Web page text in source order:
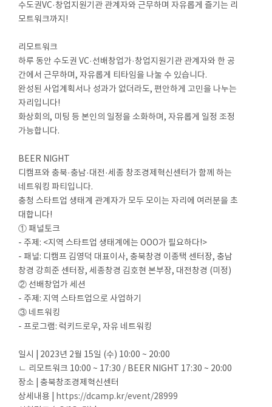
수도권VC·창업지원기관 관계자와 근무하며 자유롭게 즐기는 리
모트워크까지!
리모트워크
하루 동안 수도권 VC·선배창업가·창업지원기관 관계자와 한 공
간에서 근무하며, 자유롭게 티타임을 나눌 수 있습니다.
완성된 사업계획서나 성과가 없더라도, 편안하게 고민을 나누는
자리입니다!
화상회의, 미팅 등 본인의 일정을 소화하며, 자유롭게 일정 조정
가능합니다.
BEER NIGHT
디캠프와 충북·충남·대전·세종 창조경제혁신센터가 함께 하는
네트워킹 파티입니다.
충청 스타트업 생태계 관계자가 모두 모이는 자리에 여러분을 초
대합니다!
① 패널토크
- 주제: <지역 스타트업 생태계에는 OOO가 필요하다!>
- 패널: 디캠프 김영덕 대표이사, 충북창경 이종택 센터장, 충남
창경 강희준 센터장, 세종창경 김호현 본부장, 대전창경 (미정)
② 선배창업가 세션
- 주제: 지역 스타트업으로 사업하기
③ 네트워킹
- 프로그램: 럭키드로우, 자유 네트워킹
일시 | 2023년 2월 15일 (수) 10:00 ~ 20:00
ㄴ 리모트워크 10:00 ~ 17:30 / BEER NIGHT 17:30 ~ 20:00
장소 | 충북창조경제혁신센터
상세내용 | https://dcamp.kr/event/28999